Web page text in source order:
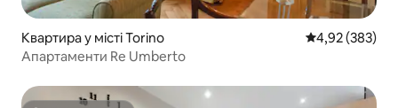
Квартира у місті Torino Середня
4,92 (383)
Апартаменти Re Umberto